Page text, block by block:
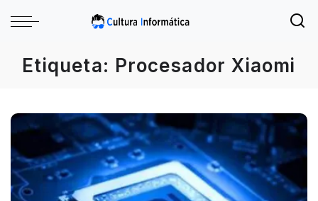
Etiqueta: Procesador Xiaomi